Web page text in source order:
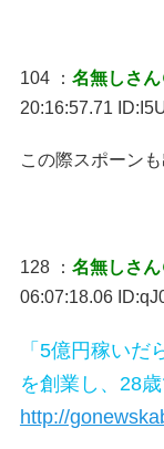
104 ： 名無しさん
20:16:57.71
この際スポーンも
128 ： 名無しさん
06:07:18.06
「5億円稼い
を創業し、28
http://